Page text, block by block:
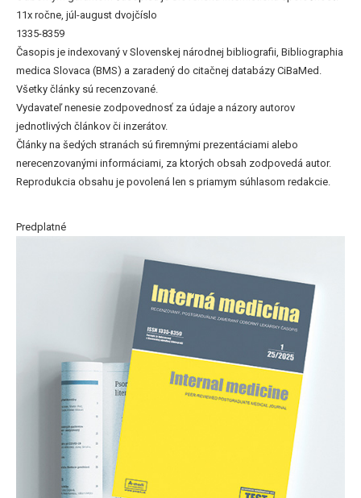
11x ročne, júl-august dvojčíslo
1335-8359
Časopis je indexovaný v Slovenskej národnej bibliografii, Bibliographia
medica Slovaca (BMS) a zaradený do citačnej databázy CiBaMed.
Všetky články sú recenzované.
Vydavateľ nenesie zodpovednosť za údaje a názory autorov
jednotlivých článkov či inzerátov.
Články na šedých stranách sú firemnými prezentáciami alebo
nerecenzovanými informáciami, za ktorých obsah zodpovedá autor.
Reprodukcia obsahu je povolená len s priamym súhlasom redakcie.
Predplatné